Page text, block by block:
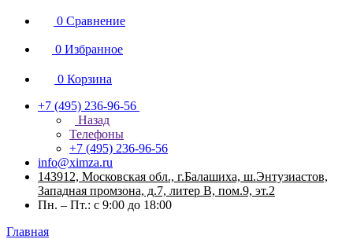
0 Сравнение
0 Избранное
0 Корзина
+7 (495) 236-96-56
Назад
Телефоны
+7 (495) 236-96-56
info@ximza.ru
143912, Московская обл., г.Балашиха, ш.Энтузиастов,
Западная промзона, д.7, литер В, пом.9, эт.2
Пн. – Пт.: с 9:00 до 18:00
Главная